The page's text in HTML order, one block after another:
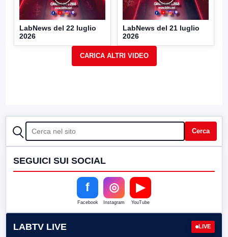
LabNews del 22 luglio
2026
LabNews del 21 luglio
2026
CERCA Cerca
SEGUICI SUI SOCIAL
f
Facebook
◎
Instagram
▶
YouTube
LABTV LIVE LIVE